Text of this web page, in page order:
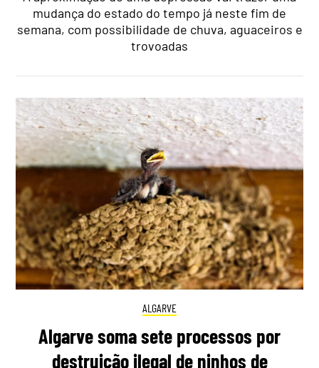
mudança do estado do tempo já neste fim de
semana, com possibilidade de chuva, aguaceiros e
trovoadas
ALGARVE
Algarve soma sete processos por
destruição ilegal de ninhos de